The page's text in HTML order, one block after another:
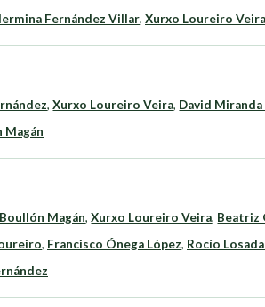
Fernández Villar, Xurxo Loureiro Veira
,Xurxo Loureiro Veira, David
Magán
Magán,Xurxo Loureiro Veira, Beatriz
, Francisco Ónega López, Rocío